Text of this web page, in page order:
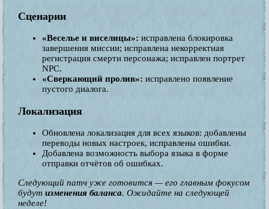
Сценарии
«Веселье и виселицы»: исправлена блокировка
завершения миссии; исправлена некорректная
регистрация смерти персонажа; исправлен портрет
NPC.
«Сверкающий пролив»: исправлено появление
пустого диалога.
Локализация
Обновлена локализация для всех языков: добавлены
переводы новых настроек, исправлены ошибки.
Добавлена возможность выбора языка в форме
отправки отчётов об ошибках.
Следующий патч уже готовится — его главным фокусом
будут изменения баланса. Ожидайте на следующей
неделе!